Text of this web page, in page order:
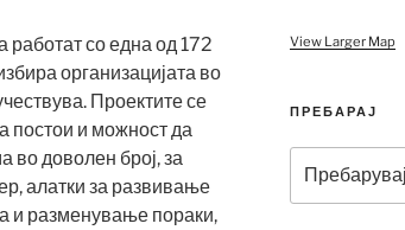
со една од 172
организацијата во
Проектите се
постои и можност да
во доволен број, за
алатки за развивање
и разменување пораки,
View Larger Map
ПРЕБАРАЈ
за: